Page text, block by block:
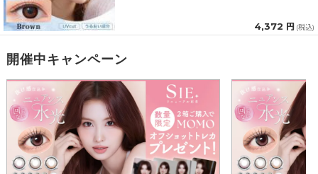
4,372 円 (税込)
開催中キャンペーン